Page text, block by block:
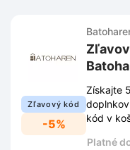
Zľavový kód
-5%
Získajte
kód v
Platné